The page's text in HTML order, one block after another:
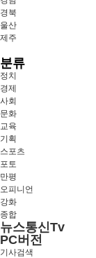
경북
울산
제주
분류
정치
경제
사회
문화
교육
기획
스포츠
포토
만평
오피니언
강화
종합
뉴스통신Tv
PC버전
기사검색